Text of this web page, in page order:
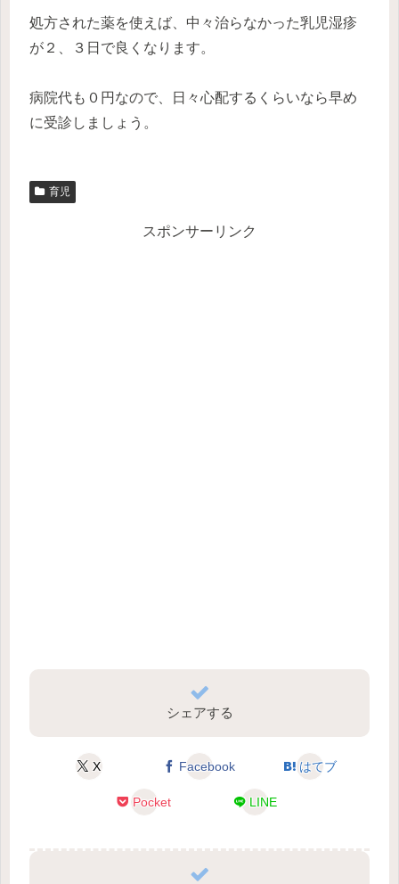
処方された薬を使えば、中々治らなかった乳児湿疹
が２、３日で良くなります。
病院代も０円なので、日々心配するくらいなら早め
に受診しましょう。
育児
スポンサーリンク
シェアする
X Facebook はてブ
Pocket LINE